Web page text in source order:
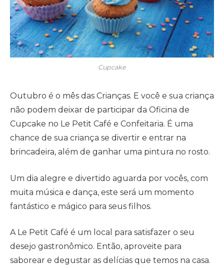
Cupcake
Outubro é o mês das Crianças. E você e sua criança
não podem deixar de participar da Oficina de
Cupcake no Le Petit Café e Confeitaria. É uma
chance de sua criança se divertir e entrar na
brincadeira, além de ganhar uma pintura no rosto.
Um dia alegre e divertido aguarda por vocês, com
muita música e dança, este será um momento
fantástico e mágico para seus filhos.
A Le Petit Café é um local para satisfazer o seu
desejo gastronômico. Então, aproveite para
saborear e degustar as delícias que temos na casa.